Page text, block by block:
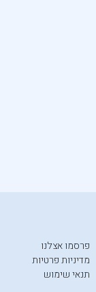
פרסמו אצלנו
מדיניות פרטיות
תנאי שימוש